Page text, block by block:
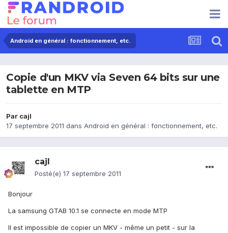
Android en général : fonctionnement, etc.
Copie d'un MKV via Seven 64 bits sur une
tablette en MTP
Par cajl
17 septembre 2011 dans Android en général : fonctionnement, etc.
cajl
Posté(e) 17 septembre 2011
Bonjour
La samsung GTAB 10.1 se connecte en mode MTP
Il est impossible de copier un MKV - même un petit - sur la